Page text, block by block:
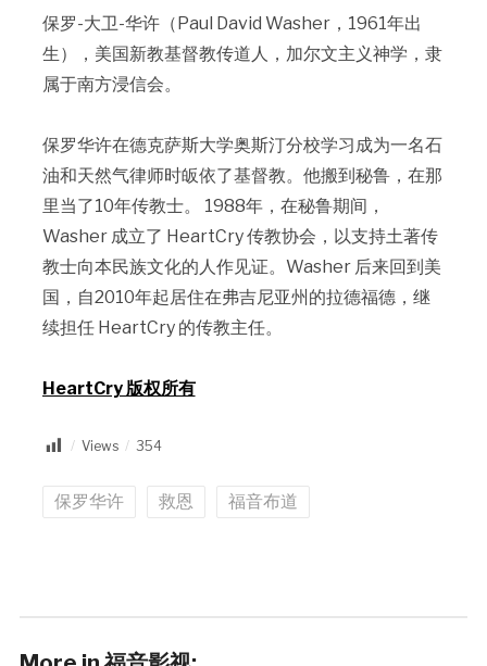
保罗-大卫-华许（Paul David Washer，1961年出
生），美国新教基督教传道人，加尔文主义神学，隶
属于南方浸信会。
保罗华许在德克萨斯大学奥斯汀分校学习成为一名石
油和天然气律师时皈依了基督教。他搬到秘鲁，在那
里当了10年传教士。 1988年，在秘鲁期间，
Washer 成立了 HeartCry 传教协会，以支持土著传
教士向本民族文化的人作见证。Washer 后来回到美
国，自2010年起居住在弗吉尼亚州的拉德福德，继
续担任 HeartCry 的传教主任。
HeartCry 版权所有
Views 354
保罗华许 救恩 福音布道